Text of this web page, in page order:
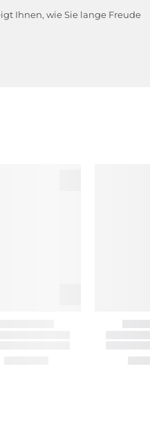
Ihnen, wie Sie lange Freude